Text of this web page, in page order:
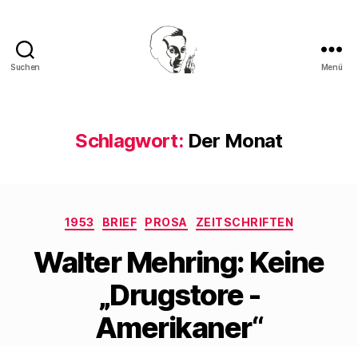
Suchen Menü
Schlagwort: Der Monat
Kategorien
1953 BRIEF PROSA ZEITSCHRIFTEN
Walter Mehring: Keine
„Drugstore -
Amerikaner“